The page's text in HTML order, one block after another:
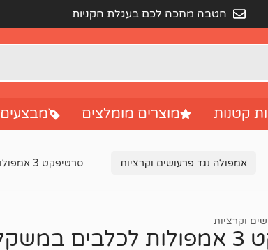
הטבה מחכה לכם בעגלת הקניות
קטנות מוצרים מומלצים מבצעים
אמפולה נגד פרעושים וקרציות סרטיפקט 3 אמפולות לכלבים במשקל 2-10 ק"ג – חסר במלאי
וקרציות